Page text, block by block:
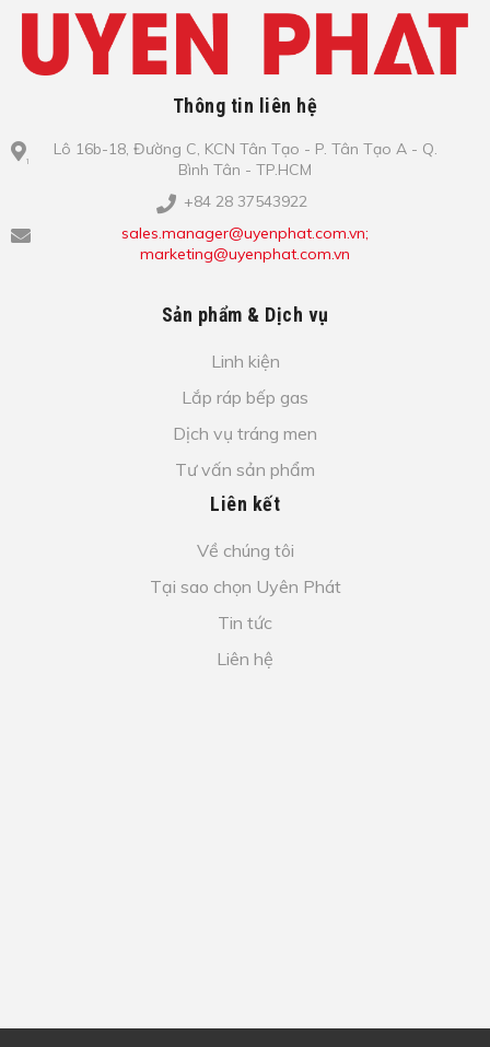
Thông tin liên hệ
Lô​ 16b-18, Đ​ư​ờ​ng C, KCN Tâ​n Tạo​ - P. Tâ​n Tạo​ A - Q.
Bình​ Tâ​n - TP.HCM
+84 28 37543922
sales.manager@uyenphat.com.vn;
marketing@uyenphat.com.vn
Sản phẩm & Dịch vụ
Linh kiện
Lắp ráp bếp gas
Dịch vụ tráng men
Tư vấn sản phẩm
Liên kết
Về chúng tôi
Tại sao chọn Uyên Phát
Tin tức
Liên hệ